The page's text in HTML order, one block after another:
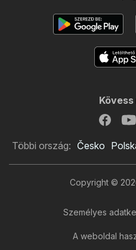
Többi ország: Česko
Copyright ©
Személyes
A weboldal